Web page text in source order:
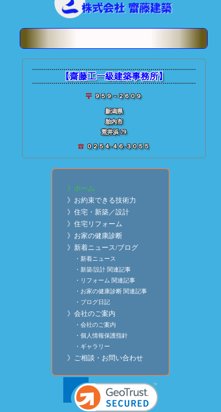
木造住宅・新築/設計は勿論の事、
【齋藤工一級建築事務所】
９５９－２６０９
新潟県
胎内市
荒井浜 79
０２５４-４６-３０５５
》ホーム
》お約束できる技術力
》住宅・新築／設計
》住宅リフォーム
》お家の健康診断
》新着ニュース/ブログ
・新着ニュース
・新築/設計 関連記事
・リフォーム 関連記事
・お家の健康診断 関連記事
・ブログ日記
》会社のご案内
・会社のご案内
・個人情報保護指針
・ギャラリー
》ご相談・お問い合わせ